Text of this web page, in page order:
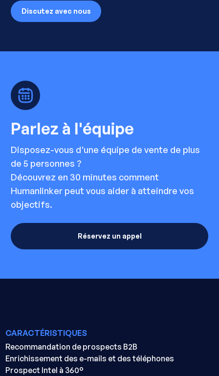
Discutez avec nous
Parlez à l'équipe
Disposez-vous d'une équipe de vente de plus
de 5 personnes ?
Découvrez en 30 minutes comment
Humanlinker peut vous aider à atteindre vos
objectifs.
Réservez un appel
CARACTÉRISTIQUES
Recommandation de prospects B2B
Enrichissement des e-mails et des téléphones
Prospect Intel à 360°